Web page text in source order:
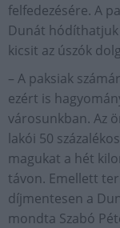
felfedezésére. A
Dunát
kicsit az úszók
– A paksiak
ezért is
városunkban. Az
lakói 50
magukat a hét
távon. Emellett
díjmentesen a
mondta Szabó